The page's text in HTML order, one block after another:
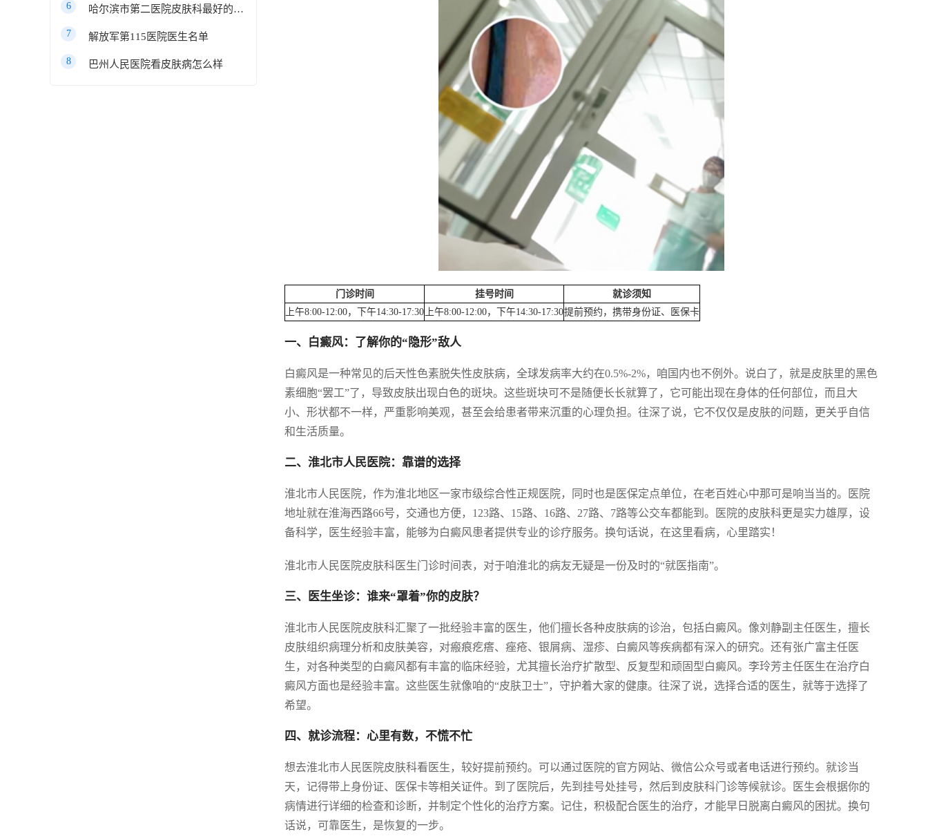
6 哈尔滨市第二医院皮肤科最好的医生
7 解放军第115医院医生名单
8 巴州人民医院看皮肤病怎么样
门诊时间 挂号时间
就诊须知
上午8:00-12:00，下午14:30-17:30 上午8:00-12:00，下午14:30-17:30提前预约，携带身份证、医保卡
一、白癜风：了解你的“隐形”敌人
白癜风是一种常见的后天性色素脱失性皮肤病，全球发病率大约在0.5%-2%，咱国内也不例外。说白了，就是皮肤里的黑色
素细胞“罢工”了，导致皮肤出现白色的斑块。这些斑块可不是随便长长就算了，它可能出现在身体的任何部位，而且大
小、形状都不一样，严重影响美观，甚至会给患者带来沉重的心理负担。往深了说，它不仅仅是皮肤的问题，更关乎自信
和生活质量。
二、淮北市人民医院：靠谱的选择
淮北市人民医院，作为淮北地区一家市级综合性正规医院，同时也是医保定点单位，在老百姓心中那可是响当当的。医院
地址就在淮海西路66号，交通也方便，123路、15路、16路、27路、7路等公交车都能到。医院的皮肤科更是实力雄厚，设
备科学，医生经验丰富，能够为白癜风患者提供专业的诊疗服务。换句话说，在这里看病，心里踏实！
淮北市人民医院皮肤科医生门诊时间表，对于咱淮北的病友无疑是一份及时的“就医指南”。
三、医生坐诊：谁来“罩着”你的皮肤？
淮北市人民医院皮肤科汇聚了一批经验丰富的医生，他们擅长各种皮肤病的诊治，包括白癜风。像刘静副主任医生，擅长
皮肤组织病理分析和皮肤美容，对瘢痕疙瘩、痤疮、银屑病、湿疹、白癜风等疾病都有深入的研究。还有张广富主任医
生，对各种类型的白癜风都有丰富的临床经验，尤其擅长治疗扩散型、反复型和顽固型白癜风。李玲芳主任医生在治疗白
癜风方面也是经验丰富。这些医生就像咱的“皮肤卫士”，守护着大家的健康。往深了说，选择合适的医生，就等于选择了
希望。
四、就诊流程：心里有数，不慌不忙
想去淮北市人民医院皮肤科看医生，较好提前预约。可以通过医院的官方网站、微信公众号或者电话进行预约。就诊当
天，记得带上身份证、医保卡等相关证件。到了医院后，先到挂号处挂号，然后到皮肤科门诊等候就诊。医生会根据你的
病情进行详细的检查和诊断，并制定个性化的治疗方案。记住，积极配合医生的治疗，才能早日脱离白癜风的困扰。换句
话说，可靠医生，是恢复的一步。